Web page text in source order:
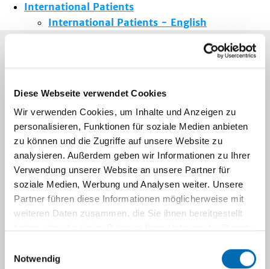
Diese Webseite verwendet Cookies
Wir verwenden Cookies, um Inhalte und Anzeigen zu
personalisieren, Funktionen für soziale Medien anbieten
zu können und die Zugriffe auf unsere Website zu
analysieren. Außerdem geben wir Informationen zu Ihrer
Verwendung unserer Website an unsere Partner für
soziale Medien, Werbung und Analysen weiter. Unsere
Partner führen diese Informationen möglicherweise mit
weiteren Daten zusammen, die Sie ihnen bereitgestellt
Notwendig
International Patients
International Patients - English
Patienten & Besucher
>Kliniken/Institute/Zentren
Standard UWZ
Informationen zur Erstvorstellung
Hospitationsstelle ICW